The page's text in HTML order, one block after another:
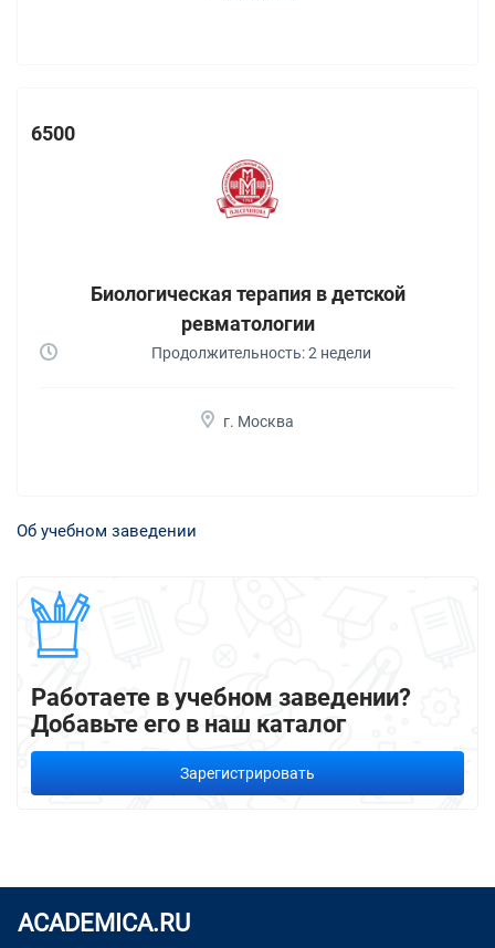
6500
Биологическая терапия в детской
ревматологии
Продолжительность: 2 недели
г. Москва
Об учебном заведении
Работаете в учебном заведении?
Добавьте его в наш каталог
Зарегистрировать
ACADEMICA.RU